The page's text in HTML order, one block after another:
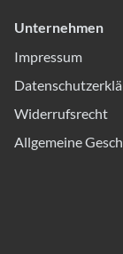
Unternehmen
Impressum
Widerrufsrecht
Allgemeine